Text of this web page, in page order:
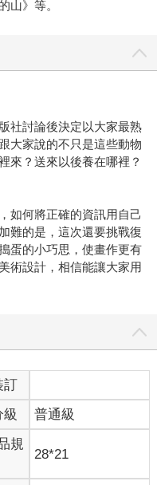
山》等。
社討論後決定以大家最熟
大家說的不只是這些動物
來？送來以後養在哪裡？
如何將正確的資訊用自己
難的是，這次還要挑戰復
蛋的小巧思，使畫作更有
術設計，相信能讓大家用
訂
級 普通級
規
28*21